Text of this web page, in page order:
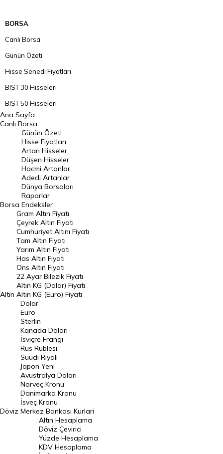
BORSA
Canlı Borsa
Günün Özeti
Hisse Senedi Fiyatları
BIST 30 Hisseleri
BIST 50 Hisseleri
BIST 100 Hisseleri
En Çok Artan Hisseler
En Çok Düşen Hisseler
Hacmi Artanlar
Geçmiş Kapanışlar
Dünya Borsaları
Raporlar
Endeksler
DÖVİZ
Döviz Kuru
Dolar Kuru
Euro Kuru
Pound Kuru
Frank Kuru
Riyal Kuru
Avustralya Doları
Danimarka Kronu Kuru
Kanada Doları Kuru
Norveç Kronu Kuru
İsveç Kronu Kuru
Japon Yeni Kuru
Ana Sayfa
Canlı Borsa
Borsa
Günün Özeti
Hisse Fiyatları
Artan Hisseler
Düşen Hisseler
Hacmi Artanlar
Adedi Artanlar
Dünya Borsaları
Raporlar
Endeksler
Altın
Gram Altın Fiyatı
Çeyrek Altın Fiyatı
Cumhuriyet Altını Fiyatı
Tam Altın Fiyatı
Yarım Altın Fiyatı
Has Altın Fiyatı
Ons Altın Fiyatı
22 Ayar Bilezik Fiyatı
Altın KG (Dolar) Fiyatı
Altın KG (Euro) Fiyatı
Döviz
Dolar
Euro
Sterlin
Kanada Doları
İsviçre Frangı
Rus Rublesi
Suudi Riyali
Japon Yeni
Avustralya Doları
Norveç Kronu
Danimarka Kronu
İsveç Kronu
Merkez Bankası Kurlari
Altın Hesaplama
Döviz Çevirici
Yüzde Hesaplama
KDV Hesaplama